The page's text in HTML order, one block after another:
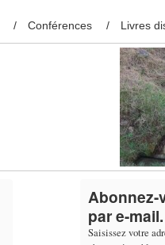
Conférences Livres
Abonnez-
par e-mail.
Saisissez votre